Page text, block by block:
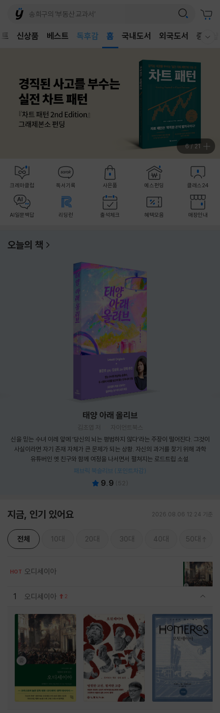
신상품 베스트
독후감
홈 국내도서 외국도서 중고샵
7/21
크레마클럽 독서기록 사은품 예스펀딩 클래스24
AI일문백답 리딩런 출석체크 혜택모음 매장안내
오늘의 책
태양 아래 올리브
김초엽 저
자이언트북스
신을 믿는 수녀 이레 앞에 ‘당신의 뇌는 평범하지 않다’라는 주장이 떨어진다. 그것이
사실이라면 자기 존재 자체가 큰 문제가 되는 상황. 자신의 과거를 찾기 위해 과학
유튜버인 옛 친구와 함께 여정을 나서면서 펼쳐지는 로드트립 소설.
패브릭 북슬리브 (포인트차감)
9.9 (52)
지금, 인기 있어요 2026.08.06 12:24 기준
전체 10대 20대 30대 40대 50대
HOT 오디세이아
1 오디세이아 2